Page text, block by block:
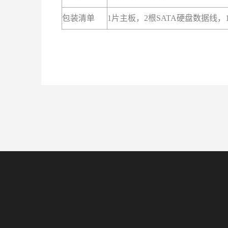
包装清单 1片主板，2根SATA硬盘数据线